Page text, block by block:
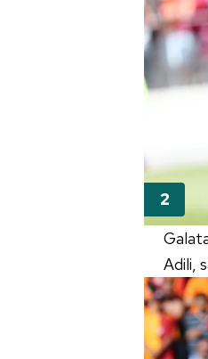
Adili,